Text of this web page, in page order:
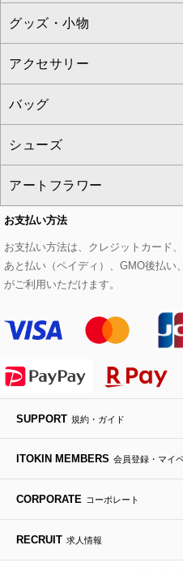
eur3
Maison de CINQ
MK MICHEL KLEIN BAG
HIROKO KOSHINO
アンサンブルセット
ベスト・ジレ
パーカー
タンクトップ・キャミソー
スウェット・ジャージー
その他のトップス
ジャンパースカート
その他のワンピース・ドレ
ガウチョ・ワイドパンツ
ハーフ・ショート丈パンツ
サロペット・オールインワ
その他のパンツ
ひざ丈スカート
ミモレ丈スカート
ショート・ミニ丈スカート
その他のスカート
テーラードジャケット
ノーカラージャケット
セットアップ
セットアップジャケット
セットアップパンツ
セットアップスカート
セットアップワンピース
すべてのコート・ブルゾン
トレンチコート
ピーコート
ダッフルコート
チェスターコート
モッズコート
ステンカラーコート
ライダースジャケット
デニムジャケット
ダウンジャケット・コート
グッズ・小物
すべてのグッズ・小物
マスク
ストール・マフラー・スヌ
ベルト・サスペンダー
帽子
ヘアアクセサリー
ハンカチ・バンダナ
手袋
チャーム・ストラップ
アクセサリー
すべてのアクセサリー
ネックレス
ピアス・イヤリング
ブレスレット・バングル
ブローチ・コサージュ
バッグ
すべてのバッグ
トートバッグ
ショルダーバッグ
ボストンバッグ
バックパック・リュック
ボディバッグ・メッセン
トラベルバッグ
シューズ
すべてのシューズ
パンプス
スニーカー
フラットシューズ
ローファー
ドレスシューズ
アートフラワー
すべてのアートフラワー
ローズ
カサブランカ・カラー
ラナンキュラス
ポプリアレンジ＆フレグ
お支払い方法
お支払い方法は、クレジットカード
あと払い（ペイディ）、GMO後払い
がご利用いただけます。
SUPPORT 規約・ガイド
ITOKIN MEMBERS 会員登録・マイ
CORPORATE コーポレート
RECRUIT 求人情報